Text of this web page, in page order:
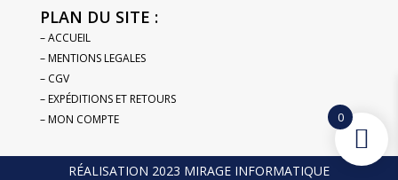
PLAN DU SITE :
– ACCUEIL
– MENTIONS LEGALES
– CGV
– EXPÉDITIONS ET RETOURS
– MON COMPTE
RÉALISATION 2023 MIRAGE INFORMATIQUE
0